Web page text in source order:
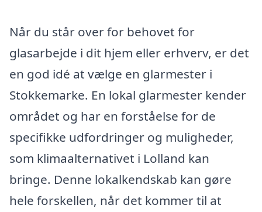
Når du står over for behovet for
glasarbejde i dit hjem eller erhverv, er det
en god idé at vælge en glarmester i
Stokkemarke. En lokal glarmester kender
området og har en forståelse for de
specifikke udfordringer og muligheder,
som klimaalternativet i Lolland kan
bringe. Denne lokalkendskab kan gøre
hele forskellen, når det kommer til at